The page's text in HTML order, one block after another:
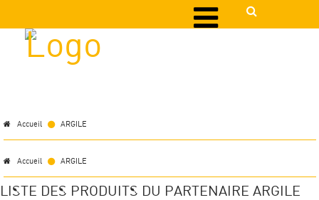
Accueil ARGILE
Accueil ARGILE
LISTE DES PRODUITS DU PARTENAIRE ARGILE